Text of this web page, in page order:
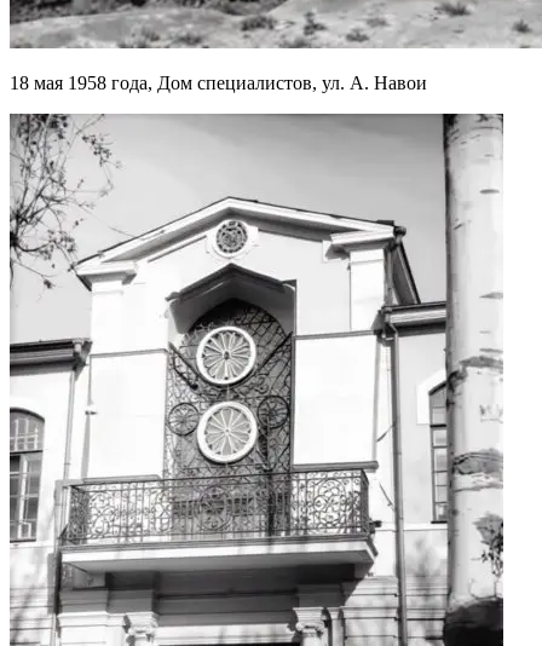
18 мая 1958 года, Дом специалистов, ул. А. Навои